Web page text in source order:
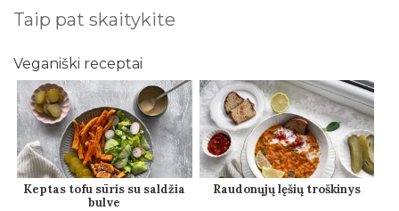
Taip pat skaitykite
Veganiški receptai
Keptas tofu sūris su saldžia
bulve
Raudonųjų lęšių troškinys